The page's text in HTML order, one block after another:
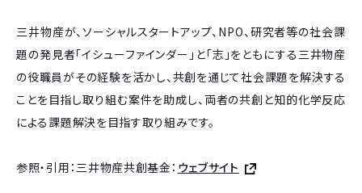
三井物産が、ソーシャルスタートアップ、NPO、研究者等の社会課
題の発見者「イシューファインダー」と「志」をともにする三井物産
の役職員がその経験を活かし、共創を通じて社会課題を解決する
ことを目指し取り組む案件を助成し、両者の共創と知的化学反応
による課題解決を目指す取り組みです。
参照・引用：三井物産共創基金： ウェブサイト